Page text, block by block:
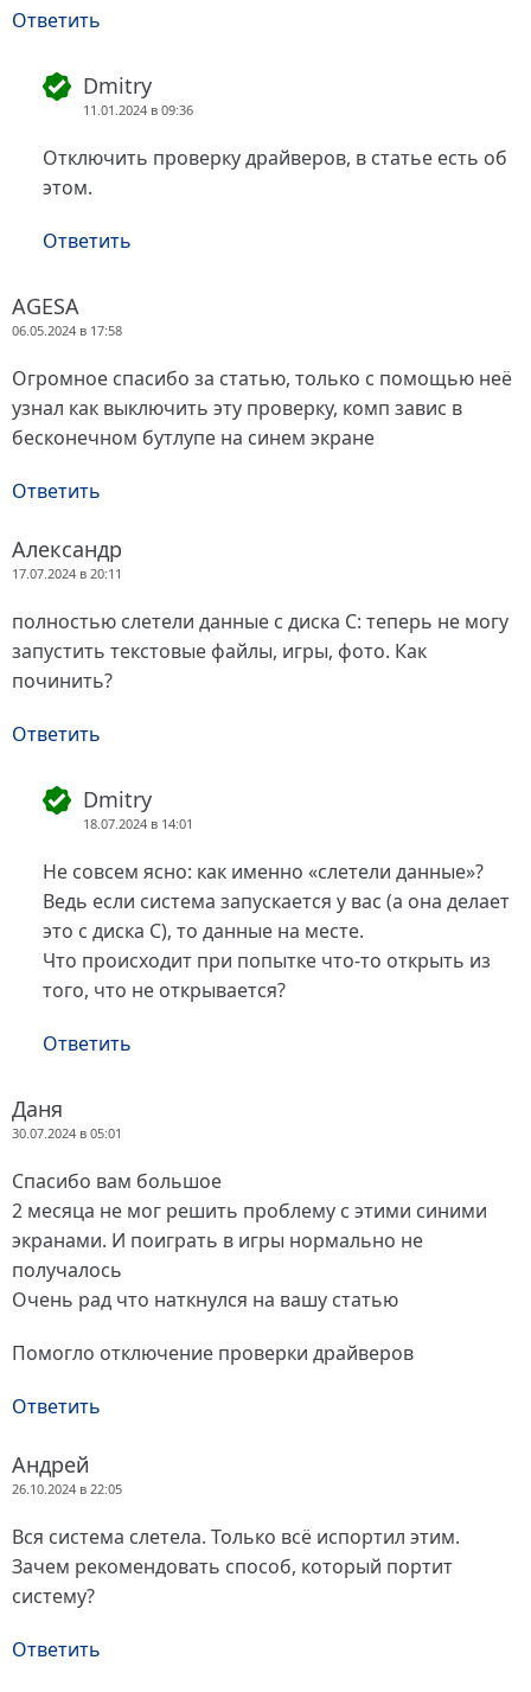
Ответить
Dmitry
11.01.2024 в 09:36
Отключить проверку драйверов, в статье есть об
этом.
Ответить
AGESA
06.05.2024 в 17:58
Огромное спасибо за статью, только с помощью неё
узнал как выключить эту проверку, комп завис в
бесконечном бутлупе на синем экране
Ответить
Александр
17.07.2024 в 20:11
полностью слетели данные с диска C: теперь не могу
запустить текстовые файлы, игры, фото. Как
починить?
Ответить
Dmitry
18.07.2024 в 14:01
Не совсем ясно: как именно «слетели данные»?
Ведь если система запускается у вас (а она делает
это с диска C), то данные на месте.
Что происходит при попытке что-то открыть из
того, что не открывается?
Ответить
Даня
30.07.2024 в 05:01
Спасибо вам большое
2 месяца не мог решить проблему с этими синими
экранами. И поиграть в игры нормально не
получалось
Очень рад что наткнулся на вашу статью
Помогло отключение проверки драйверов
Ответить
Андрей
26.10.2024 в 22:05
Вся система слетела. Только всё испортил этим.
Зачем рекомендовать способ, который портит
систему?
Ответить